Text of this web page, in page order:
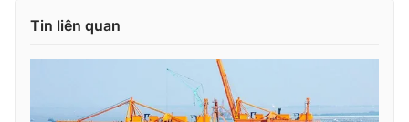
Email: toasoan@vtv.vn
Liên hệ quảng cáo:024-7300.7108
Tin liên quan